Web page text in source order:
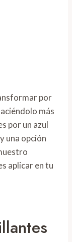
por
más
por un azul
una opción
aplicar en tu